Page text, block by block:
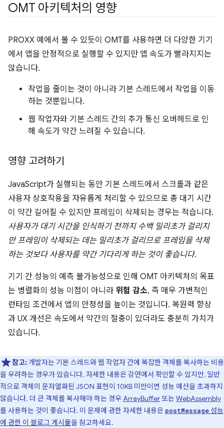
OMT 아키텍처의 영향
PROXX 예에서 볼 수 있듯이 OMT를 사용하면 더 다양한 기기
에서 앱을 안정적으로 실행할 수 있지만 앱 속도가 빨라지지는
않습니다.
작업을 줄이는 것이 아니라 기본 스레드에서 작업을 이동
하는 것뿐입니다.
웹 작업자와 기본 스레드 간의 추가 통신 오버헤드로 인
해 속도가 약간 느려질 수 있습니다.
영향 고려하기
JavaScript가 실행되는 동안 기본 스레드에서 스크롤과 같은
사용자 상호작용을 자유롭게 처리할 수 있으므로 총 대기 시간
이 약간 길어질 수 있지만 프레임이 삭제되는 경우는 적습니다.
사용자가 대기 시간을 인식하기 전까지 수백 밀리초가 걸리지
만 프레임이 삭제되는 데는 밀리초가 걸리므로 프레임을 삭제
하는 것보다 사용자를 약간 기다리게 하는 것이 좋습니다.
기기 간 성능의 예측 불가능성으로 인해 OMT 아키텍처의 목표
는 병렬화의 성능 이점이 아니라 위험 감소, 즉 매우 가변적인
런타임 조건에서 앱의 안정성을 높이는 것입니다. 복원력 향상
과 UX 개선은 속도에서 약간의 절충이 있더라도 충분히 가치가
있습니다.
참고: 개발자는 기본 스레드와 웹 작업자 간에 복잡한 객체를 복사하는 비용
을 우려하는 경우가 있습니다. 자세한 내용은 강연에서 확인할 수 있지만, 일반
적으로 객체의 문자열화된 JSON 표현이 10KB 미만이면 성능 예산을 초과하지
않습니다. 더 큰 객체를 복사해야 하는 경우ArrayBuffer 또는WebAssembly
를 사용하는 것이 좋습니다. 이 문제에 관한 자세한 내용은 postMessage 성능
에 관한 이 블로그 게시물을 참고하세요.